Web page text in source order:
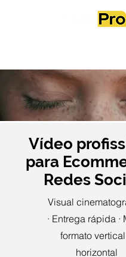
Vídeo
para
Redes
Visual
· Entrega rápida ·
formato
horizontal